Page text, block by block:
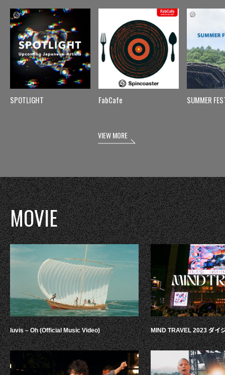
SPOTLIGHT FabCafe SUMMER
VIEW MORE
MOVIE
luvis – Oh (Official Music Video) MIND TRAVEL 2023 ダイ